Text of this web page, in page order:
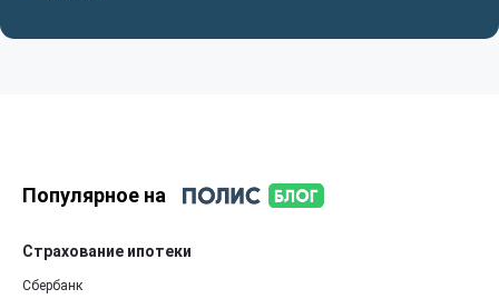
Популярное на
Страхование ипотеки
Сбербанк